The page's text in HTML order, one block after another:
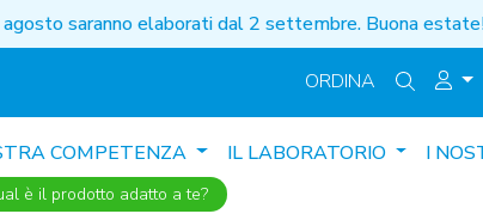
saranno elaborati dal 2 settembre. Buona
ORDINA
COMPETENZA IL LABORATORIO I
è il prodotto adatto a te?